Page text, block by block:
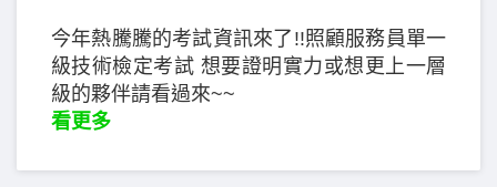
今年熱騰騰的考試資訊來了!!照顧服務員單一
級技術檢定考試 想要證明實力或想更上一層
級的夥伴請看過來~~
看更多